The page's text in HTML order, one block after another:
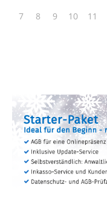
7 8 9 10 11